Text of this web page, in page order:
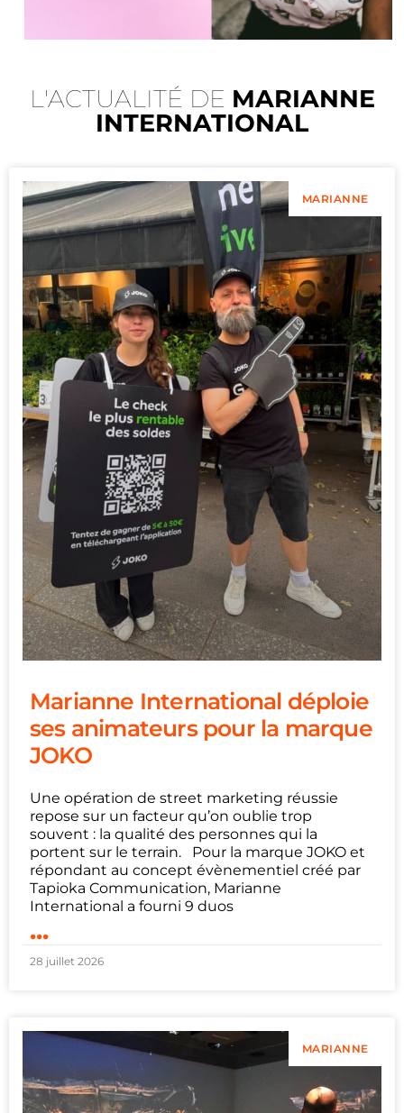
L'ACTUALITÉ DE MARIANNE
INTERNATIONAL
MARIANNE
Marianne International déploie
ses animateurs pour la marque
JOKO
Une opération de street marketing réussie
repose sur un facteur qu’on oublie trop
souvent : la qualité des personnes qui la
portent sur le terrain. Pour la marque JOKO et
répondant au concept évènementiel créé par
Tapioka Communication, Marianne
International a fourni 9 duos
...
28 juillet 2026
MARIANNE